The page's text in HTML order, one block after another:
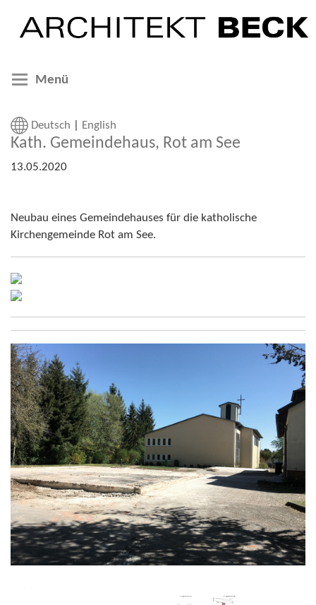
Menü
Deutsch English
Kath. Gemeindehaus, Rot am See
13.05.2020
Neubau eines Gemeindehauses für die katholische
Kirchengemeinde Rot am See.